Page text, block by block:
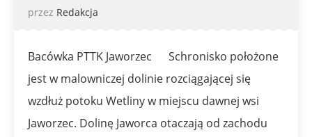
przez Redakcja
Bacówka PTTK Jaworzec Schronisko położone
jest w malowniczej dolinie rozciągającej się
wzdłuż potoku Wetliny w miejscu dawnej wsi
Jaworzec. Dolinę Jaworca otaczają od zachodu